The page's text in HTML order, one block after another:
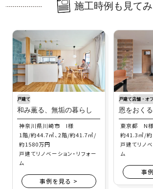
施工時例も見て
戸建て
和み薫る、無垢の暮らし
神奈川県川崎市 I様
1階/約44.7㎡、2階/約41.7㎡/
約1580万円
戸建てリノベーション・リフォー
ム
事例を見る >
戸建て店舗・オ
恩をおく
東京都 N様
約41.3㎡/
戸建てリノベ
ム
事